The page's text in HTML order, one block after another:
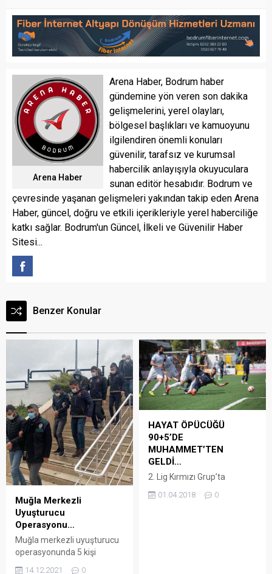
Arena Haber
Arena Haber, Bodrum haber
gündemine yön veren son dakika
gelişmelerini, yerel olayları,
bölgesel başlıkları ve kamuoyunu
ilgilendiren önemli konuları
güvenilir, tarafsız ve kurumsal
habercilik anlayışıyla okuyuculara
sunan editör hesabıdır. Bodrum ve
çevresinde yaşanan gelişmeleri yakından takip eden Arena
Haber, güncel, doğru ve etkili içerikleriyle yerel haberciliğe
katkı sağlar. Bodrum'un Güncel, İlkeli ve Güvenilir Haber
Sitesi...
Benzer Konular
Muğla Merkezli
Uyuşturucu
Operasyonu…
Muğla merkezli uyuşturucu
operasyonunda 5 kişi
tutuklandı Arena Bodrum
14.12.2021 0
HAYAT ÖPÜCÜĞÜ
90+5’DE
MUHAMMET’TEN
GELDİ…
2. Lig Kırmızı Grup’ta
mücadele eden Bodrum
Belediyesi Bodrumspor
01.04.2018 0